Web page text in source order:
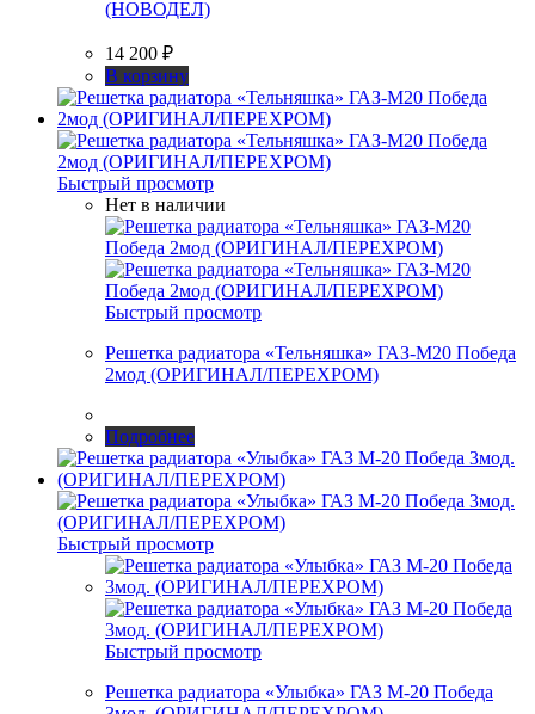
(НОВОДЕЛ)
14 200 ₽
В корзину
Быстрый просмотр
Нет в наличии
Быстрый просмотр
Решетка радиатора «Тельняшка» ГАЗ-М20 Победа
2мод (ОРИГИНАЛ/ПЕРЕХРОМ)
Подробнее
Быстрый просмотр
Быстрый просмотр
Решетка радиатора «Улыбка» ГАЗ М-20 Победа